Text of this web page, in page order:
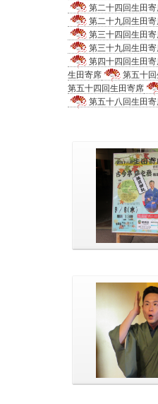
第二十四回生田寄
第二十九回生田寄
第三十四回生田寄
第三十九回生田寄
第四十四回生田寄
生田寄席
第五十
第五十四回生田寄席
第五十八回生田寄